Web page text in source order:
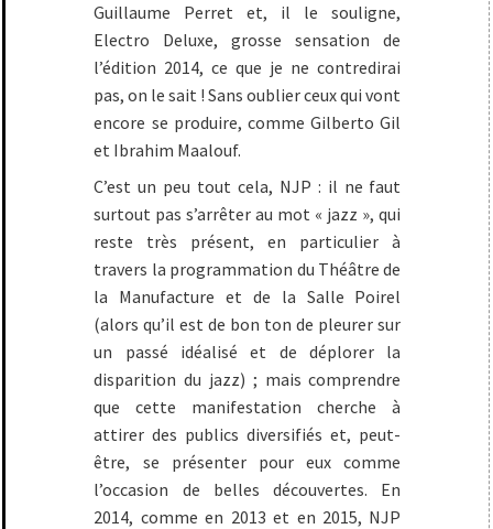
Guillaume Perret et, il le souligne,
Electro Deluxe, grosse sensation de
l’édition 2014, ce que je ne contredirai
pas, on le sait ! Sans oublier ceux qui vont
encore se produire, comme Gilberto Gil
et Ibrahim Maalouf.
C’est un peu tout cela, NJP : il ne faut
surtout pas s’arrêter au mot « jazz », qui
reste très présent, en particulier à
travers la programmation du Théâtre de
la Manufacture et de la Salle Poirel
(alors qu’il est de bon ton de pleurer sur
un passé idéalisé et de déplorer la
disparition du jazz) ; mais comprendre
que cette manifestation cherche à
attirer des publics diversifiés et, peut-
être, se présenter pour eux comme
l’occasion de belles découvertes. En
2014, comme en 2013 et en 2015, NJP